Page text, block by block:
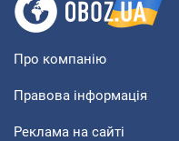
Про компанію
Правова інформація
Реклама на сайті